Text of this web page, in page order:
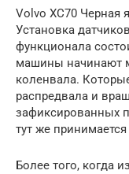
Volvo XC70 Черная
Установка
функционала
машины начинают
коленвала.
распредвала и
зафиксированных
тут же
Более того, когда